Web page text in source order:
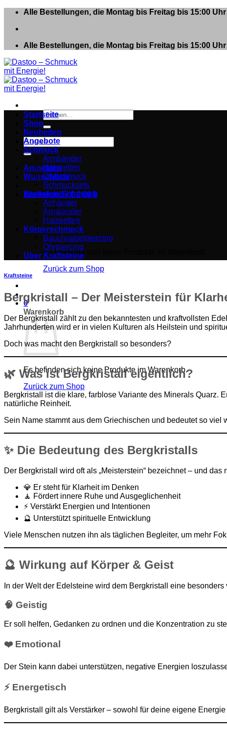
Zum
springen
Alle Bestellungen, die Montag bis Freitag bis 15:00
Alle Bestellungen, die Montag bis Freitag bis 15:00
Suchen
nach:
Suchen
nach:
Anmelden
Wunschliste
Warenkorb /€0,00 0
Es befinden sich keine Produkte im Warenkorb.
Zurück zum Shop
0
Warenkorb
Es befinden sich keine Produkte im Warenkorb.
Zurück zum Shop
Startseite
Shop
Neuheiten
Angebote
Schmuck
Armbänder
Halsketten
Ohrschmuck
Schmucksets
Kraftstein Schmuck
Anhänger
Armbänder
Halsketten
Körperschmuck
Bauchnabelpiercing
Ohrpiercing
Über Kraftsteine
Kraftsteine
Bergkristall – Der Meisterstein für
Der Bergkristall zählt zu den bekanntesten und kraftvollsten
Jahrhunderten wird er in vielen Kulturen als Heilstein und
Doch was macht den Bergkristall so besonders?
🌿 Was ist Bergkristall eigentlich?
Bergkristall ist die klare, farblose Variante des Minerals Quarz.
natürliche Reinheit.
Sein Name stammt aus dem Griechischen und bedeutet so viel
✨ Die Bedeutung des Bergkristalls
Der Bergkristall wird oft als „Meisterstein“ bezeichnet – und das
💎 Er steht für Klarheit im Denken
🧘 Fördert innere Ruhe und Ausgeglichenheit
⚡ Verstärkt Energien und Intentionen
🔮 Unterstützt spirituelle Entwicklung
Viele Menschen nutzen ihn als täglichen Begleiter, um mehr
🔮 Wirkung auf Körper & Geist
In der Welt der Edelsteine wird dem Bergkristall eine
🧠 Geistig
Er soll helfen, Gedanken zu ordnen und die Konzentration zu
❤️ Emotional
Der Stein kann dabei unterstützen, negative Energien
⚡ Energetisch
Bergkristall gilt als Verstärker – sowohl für deine eigene